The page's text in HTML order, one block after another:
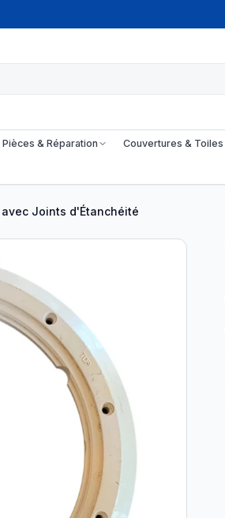
Pièces & Réparation Couvertures & Toiles
avec Joints d'Étanchéité